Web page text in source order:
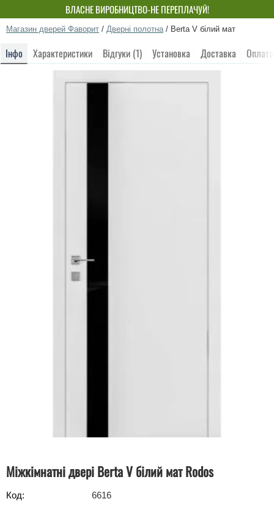
ВЛАСНЕ ВИРОБНИЦТВО-НЕ ПЕРЕПЛАЧУЙ!
Магазин дверей Фаворит / Дверні полотна / Berta V білий мат
Інфо Характеристики Відгуки (1) Установка Доставка Оплата
Міжкімнатні двері Berta V білий мат Rodos
Код:
6616